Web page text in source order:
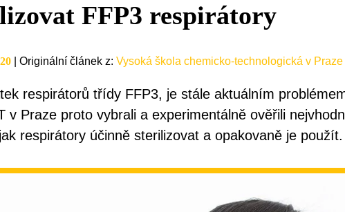
FFP3 respirátory
Originální článek z: Vysoká škola chemicko-technologická v Praze
respirátorů třídy FFP3, je stále aktuálním
v Praze proto vybrali a experimentálně ověřili
respirátory účinně sterilizovat a opakovaně je použít.